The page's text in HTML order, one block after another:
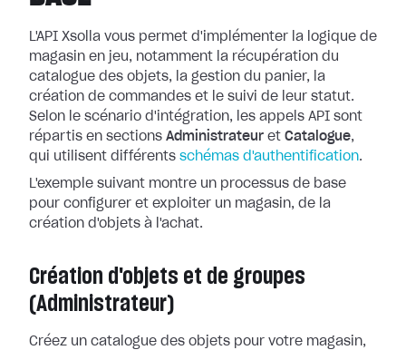
L'API Xsolla vous permet d'implémenter la logique de
magasin en jeu, notamment la récupération du
catalogue des objets, la gestion du panier, la
création de commandes et le suivi de leur statut.
Selon le scénario d'intégration, les appels API sont
répartis en sections Administrateur et Catalogue,
qui utilisent différents schémas d'authentification.
L'exemple suivant montre un processus de base
pour configurer et exploiter un magasin, de la
création d'objets à l'achat.
Création d'objets et de groupes
(Administrateur)
Créez un catalogue des objets pour votre magasin,